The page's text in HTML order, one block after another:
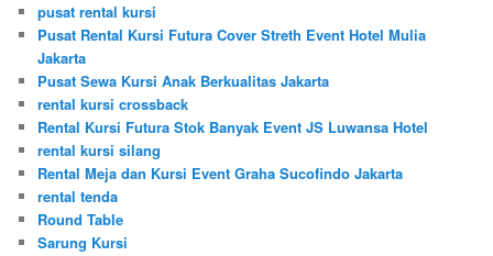
pusat rental kursi
Pusat Rental Kursi Futura Cover Streth Event Hotel Mulia
Jakarta
Pusat Sewa Kursi Anak Berkualitas Jakarta
rental kursi crossback
Rental Kursi Futura Stok Banyak Event JS Luwansa Hotel
rental kursi silang
Rental Meja dan Kursi Event Graha Sucofindo Jakarta
rental tenda
Round Table
Sarung Kursi